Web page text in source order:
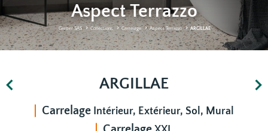
Aspect Terrazzo
Gerber SAS Collections Carrelage Aspect Terrazzo ARGILLAE
ARGILLAE
CarrelageIntérieur, Extérieur, Sol, Mural